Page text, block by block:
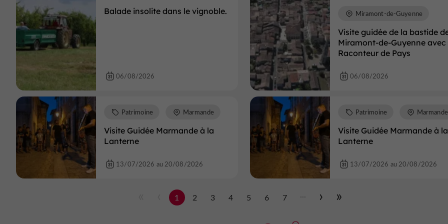
Balade insolite dans le vignoble.
06/08/2026
Visite guidée de la bastide
Miramont-de-Guyenne avec
Raconteur de Pays
Miramont-de-Guyenne
06/08/2026
Visite Guidée Marmande à la
Lanterne
Patrimoine Marmande
13/07/2026 au 20/08/2026
Visite Guidée Marmande à la
Lanterne
Patrimoine Marmande
13/07/2026 au 20/08/2026
1 2 3 4 5 6 7 ...